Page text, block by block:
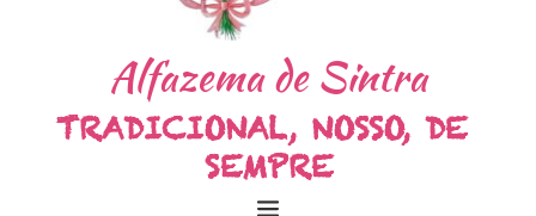
Alfazema de Sintra
TRADICIONAL, NOSSO, DE
SEMPRE